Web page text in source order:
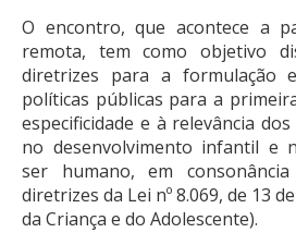
O encontro, que acontece a
remota, tem como objetivo
diretrizes para a formulação
políticas públicas para a
especificidade e à relevância
no desenvolvimento infantil e
ser humano, em
diretrizes da Lei nº 8.069, de 13
da Criança e do Adolescente).